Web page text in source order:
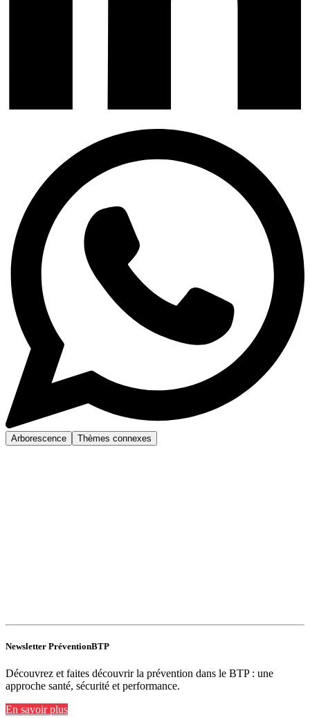
Arborescence Thèmes connexes
Newsletter PréventionBTP
Découvrez et faites découvrir la prévention dans le BTP : une
approche santé, sécurité et performance.
En savoir plus